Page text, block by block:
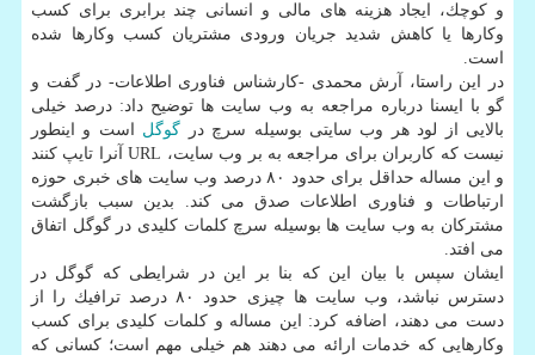
و كوچك، ایجاد هزینه های مالی و انسانی چند برابری برای كسب
وكارها یا كاهش شدید جریان ورودی مشتریان كسب وكارها شده
است.
در این راستا، آرش محمدی -كارشناس فناوری اطلاعات- در گفت و
گو با ایسنا درباره مراجعه به وب سایت ها توضیح داد: درصد خیلی
بالایی از لود هر وب سایتی بوسیله سرچ در گوگل است و اینطور
نیست كه كاربران برای مراجعه به بر وب سایت، URL آنرا تایپ كنند
و این مساله حداقل برای حدود ۸۰ درصد وب سایت های خبری حوزه
ارتباطات و فناوری اطلاعات صدق می كند. بدین سبب بازگشت
مشتركان به وب سایت ها بوسیله سرچ كلمات كلیدی در گوگل اتفاق
می افتد.
ایشان سپس با بیان این كه بنا بر این در شرایطی كه گوگل در
دسترس نباشد، وب سایت ها چیزی حدود ۸۰ درصد ترافیك را از
دست می دهند، اضافه كرد: این مساله و كلمات كلیدی برای كسب
وكارهایی كه خدمات ارائه می دهند هم خیلی مهم است؛ كسانی كه